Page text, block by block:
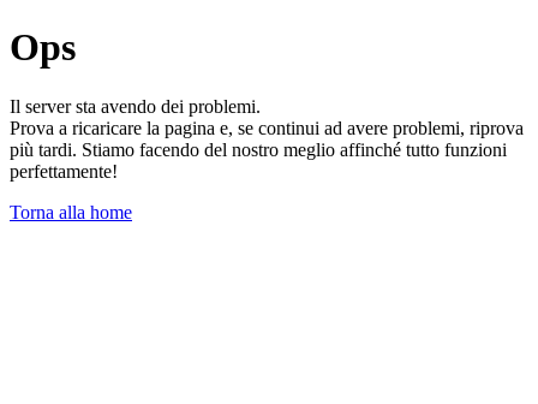
Ops
Il server sta avendo dei problemi.
Prova a ricaricare la pagina e, se continui ad avere problemi, riprova
più tardi. Stiamo facendo del nostro meglio affinché tutto funzioni
perfettamente!
Torna alla home